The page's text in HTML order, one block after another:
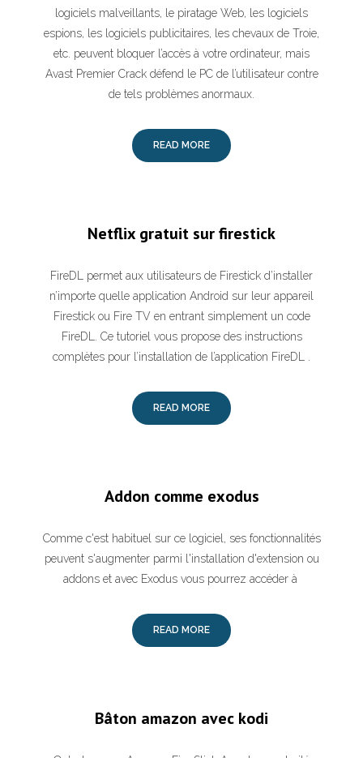
logiciels malveillants, le piratage Web, les logiciels
espions, les logiciels publicitaires, les chevaux de Troie,
etc. peuvent bloquer l’accès à votre ordinateur, mais
Avast Premier Crack défend le PC de l’utilisateur contre
de tels problèmes anormaux.
READ MORE
Netflix gratuit sur firestick
FireDL permet aux utilisateurs de Firestick d’installer
n’importe quelle application Android sur leur appareil
Firestick ou Fire TV en entrant simplement un code
FireDL. Ce tutoriel vous propose des instructions
complètes pour l’installation de l’application FireDL .
READ MORE
Addon comme exodus
Comme c'est habituel sur ce logiciel, ses fonctionnalités
peuvent s'augmenter parmi l'installation d'extension ou
addons et avec Exodus vous pourrez accéder à
READ MORE
Bâton amazon avec kodi